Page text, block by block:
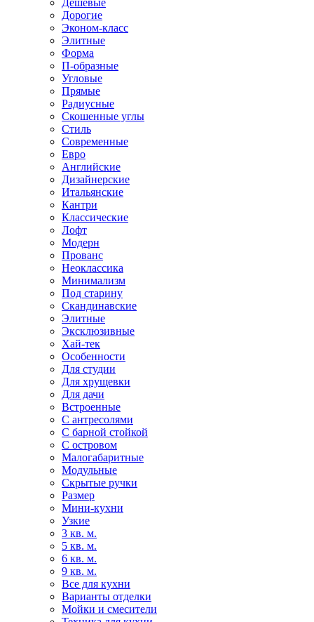
Дешевые
Дорогие
Эконом-класс
Элитные
Форма
П-образные
Угловые
Прямые
Радиусные
Скошенные углы
Стиль
Современные
Евро
Английские
Дизайнерские
Итальянские
Кантри
Классические
Лофт
Модерн
Прованс
Неоклассика
Минимализм
Под старину
Скандинавские
Элитные
Эксклюзивные
Хай-тек
Особенности
Для студии
Для хрущевки
Для дачи
Встроенные
С антресолями
С барной стойкой
С островом
Малогабаритные
Модульные
Скрытые ручки
Размер
Мини-кухни
Узкие
3 кв. м.
5 кв. м.
6 кв. м.
9 кв. м.
Все для кухни
Варианты отделки
Мойки и смесители